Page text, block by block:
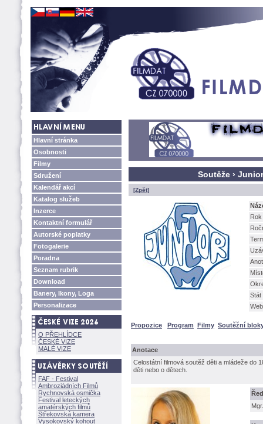
Hlavní stránka
Osobnosti
Filmy
Sdružení
Kalendář akcí
Katalog služeb
Inzerce
Kontaktní formulář
Autorské poplatky
Fotogalerie
Poradna
Seznam rubrik
Download
Banery, Ikony, Loga
Personalizace
O PŘEHLÍDCE
ČESKÉ VIZE
MALÉ VIZE
FAF - Festival
Ambroziádních Filmů
Rychnovská osmička
Festival leteckých
amatérských filmů
Střekovská kamera
Vysokovský kohout
Soutěže ›
[Zpět]
Stát
Web
Propozice Program Filmy Soutěžní
Anotace
Celostátní filmová soutěž děti a mládeže do
děti nebo o dětech.